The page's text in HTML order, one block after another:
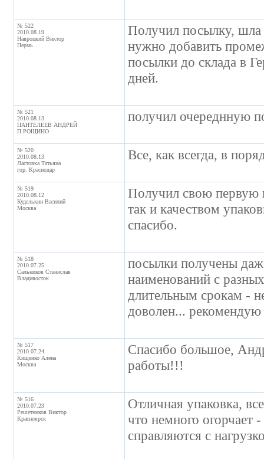
№ 522
2010.08.19
Навроцкий Виктор
Пермь
Получил посылку, шла
нужно добавить
посылки до склада в
дней.
№ 521
2010.08.13
ПАНТЕЛЕЕВ АНДРЕЙ
П.РОЩИНО
получил очереднную
№ 520
2010.08.13
Ластовка Татьяна
гор. Краснодар
Все, как всегда, в
№ 519
2010.08.12
Куделькин Василий
Москва
Получил свою первую
так и качеством
спасибо.
№ 518
2010.07.25
Сальников Станислав
Владивосток
посылки получены
наименований с
длительным срокам -
доволен... рекомендую
№ 517
2010.07.24
Кищенко Алена
Москва
Спасибо большое,
работы!!!
№ 516
2010.07.23
Решетников Виктор
Красноярск
Отличная упаковка,
что немного огорчает
справляются с